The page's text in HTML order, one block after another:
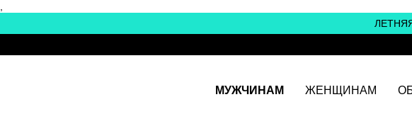
МУЖЧИНАМ ЖЕНЩИНАМ